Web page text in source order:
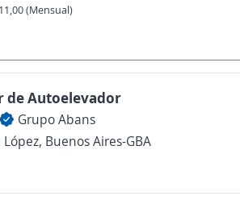
(Mensual)
de Autoelevador
Grupo Abans
Buenos Aires-GBA